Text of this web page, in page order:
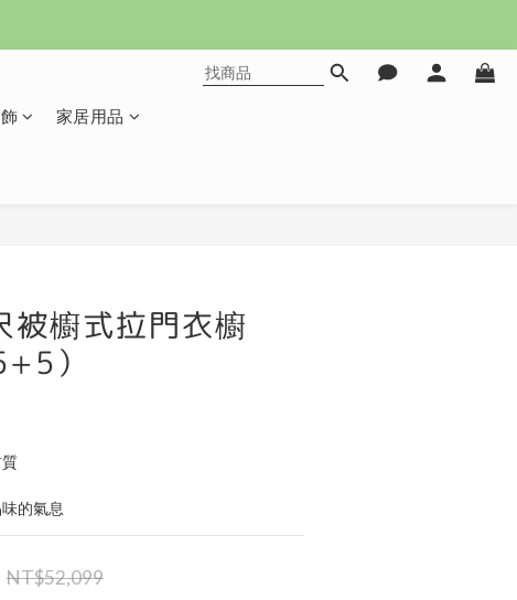
家居用品
被櫥式拉門衣櫥
）
的氣息
NT$52,099